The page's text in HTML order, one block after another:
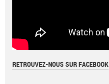
RETROUVEZ-NOUS SUR FACEBOOK